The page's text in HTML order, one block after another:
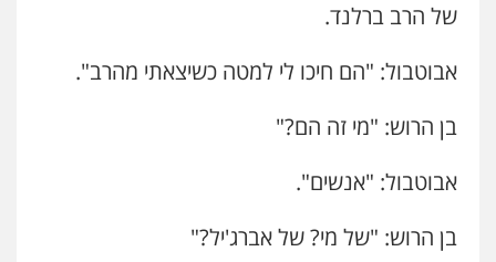
של הרב ברלנד.
אבוטבול: "הם חיכו לי למטה כשיצאתי מהרב".
בן הרוש: "מי זה הם?"
אבוטבול: "אנשים".
בן הרוש: "של מי? של אברג'יל?"